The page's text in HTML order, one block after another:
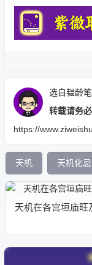
选自韫龄
转载请务
https://
天机 天机化忌
天机在各宫垣庙旺